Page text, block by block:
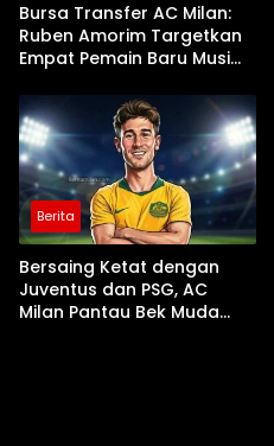
Bursa Transfer AC Milan:
Ruben Amorim Targetkan
Empat Pemain Baru Musim
Berita
Bersaing Ketat dengan
Juventus dan PSG, AC
Milan Pantau Bek Muda